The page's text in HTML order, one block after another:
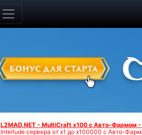
L2MAD.NET - MultiCraft x100 с Авто-Фармом
Interlude сервера от х1 до х100000 с Авто-